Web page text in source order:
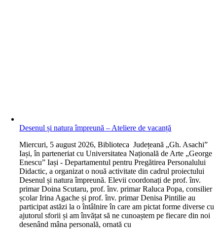
Desenul și natura împreună – Ateliere de vacanță
Miercuri, 5 august 2026, Biblioteca Județeană „Gh. Asachi”
Iași, în parteneriat cu Universitatea Națională de Arte „George
Enescu” Iași - Departamentul pentru Pregătirea Personalului
Didactic, a organizat o nouă activitate din cadrul proiectului
Desenul și natura împreună. Elevii coordonați de prof. înv.
primar Doina Scutaru, prof. înv. primar Raluca Popa, consilier
școlar Irina Agache și prof. înv. primar Denisa Pintilie au
participat astăzi la o întâlnire în care am pictat forme diverse cu
ajutorul sforii și am învățat să ne cunoaștem pe fiecare din noi
desenând mâna personală, ornată cu